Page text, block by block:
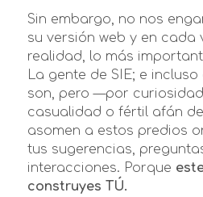
Sin embargo, no nos
su versión web y en cada
realidad, lo más
La gente de SIE; e
son, pero —por
casualidad o fértil afán
asomen a estos predios
tus sugerencias,
interacciones. Porque
construyes TÚ.